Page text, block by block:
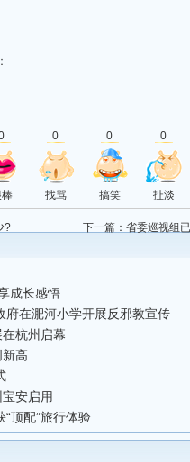
0 0 0
找骂 搞笑 扯淡
? 下一篇： 省委巡视组
成长感悟
府在淝河小学开展反邪教宣传
杭州启幕
高
安启用
顶配”旅行体验